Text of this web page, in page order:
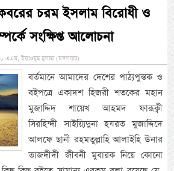
চরম ইসলাম বিরোধী ও
সংক্ষিপ্ত আলোচনা
এএম, ইয়াওমুছ ছুলাছা (মঙ্গলবার)
বর্তমানে আমাদের দেশের পাঠ্যপুস্তক ও
বইপত্রে একাদশ হিজরী শতকের মহান
মুজাদ্দিদ শায়েখ আহমদ ফারূক্বী
সিরহিন্দী সাইয়্যিদুনা হযরত মুজাদ্দিদে
আলফে ছানী রহমতুল্লাহি আলাইহি উনার
তাজদীদী জীবনী মুবারক নিয়ে কোনো